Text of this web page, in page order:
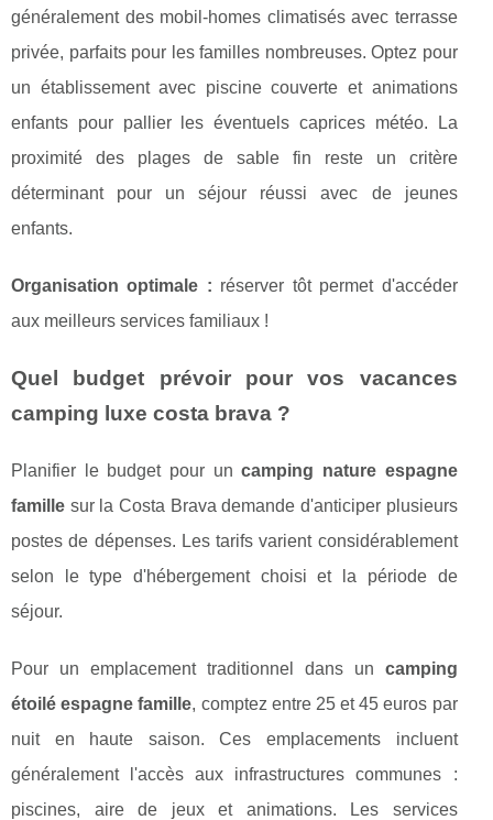
généralement des mobil-homes climatisés avec terrasse
privée, parfaits pour les familles nombreuses. Optez pour
un établissement avec piscine couverte et animations
enfants pour pallier les éventuels caprices météo. La
proximité des plages de sable fin reste un critère
déterminant pour un séjour réussi avec de jeunes
enfants.
Organisation optimale : réserver tôt permet d'accéder
aux meilleurs services familiaux !
Quel budget prévoir pour vos vacances
camping luxe costa brava ?
Planifier le budget pour uncamping nature espagne
famille sur la Costa Brava demande d'anticiper plusieurs
postes de dépenses. Les tarifs varient considérablement
selon le type d'hébergement choisi et la période de
séjour.
Pour un emplacement traditionnel dans un camping
étoilé espagne famille, comptez entre 25 et 45 euros par
nuit en haute saison. Ces emplacements incluent
généralement l'accès aux infrastructures communes :
piscines, aire de jeux et animations. Les services